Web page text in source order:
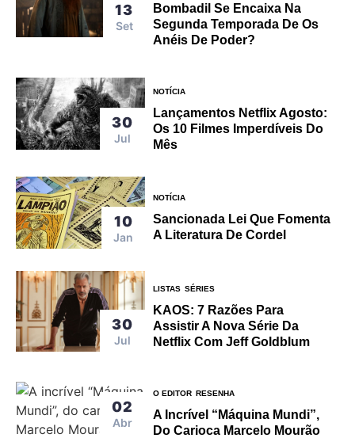
13
Set
Bombadil Se Encaixa Na
Segunda Temporada De Os
Anéis De Poder?
30
Jul
NOTÍCIA
Lançamentos Netflix Agosto:
Os 10 Filmes Imperdíveis Do
Mês
10
Jan
NOTÍCIA
Sancionada Lei Que Fomenta
A Literatura De Cordel
30
Jul
LISTAS SÉRIES
KAOS: 7 Razões Para
Assistir A Nova Série Da
Netflix Com Jeff Goldblum
02
Abr
O EDITOR RESENHA
A Incrível “Máquina Mundi”,
Do Carioca Marcelo Mourão